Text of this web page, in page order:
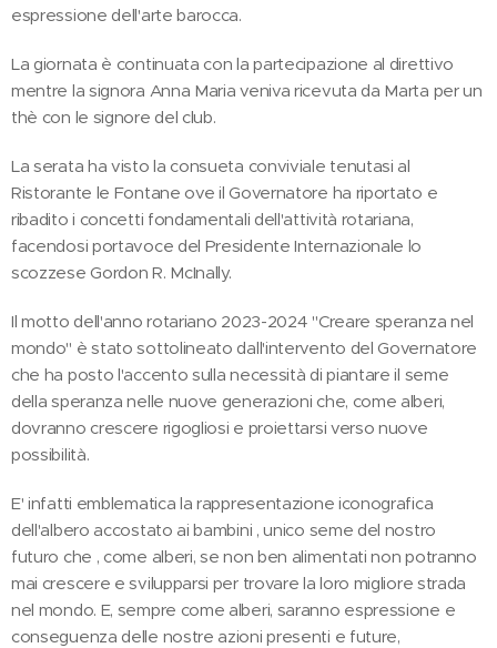
espressione dell'arte barocca.
La giornata è continuata con la partecipazione al direttivo
mentre la signora Anna Maria veniva ricevuta da Marta per un
thè con le signore del club.
La serata ha visto la consueta conviviale tenutasi al
Ristorante le Fontane ove il Governatore ha riportato e
ribadito i concetti fondamentali dell'attività rotariana,
facendosi portavoce del Presidente Internazionale lo
scozzese Gordon R. McInally.
Il motto dell'anno rotariano 2023-2024 "Creare speranza nel
mondo" è stato sottolineato dall'intervento del Governatore
che ha posto l'accento sulla necessità di piantare il seme
della speranza nelle nuove generazioni che, come alberi,
dovranno crescere rigogliosi e proiettarsi verso nuove
possibilità.
E' infatti emblematica la rappresentazione iconografica
dell'albero accostato ai bambini , unico seme del nostro
futuro che , come alberi, se non ben alimentati non potranno
mai crescere e svilupparsi per trovare la loro migliore strada
nel mondo. E, sempre come alberi, saranno espressione e
conseguenza delle nostre azioni presenti e future,